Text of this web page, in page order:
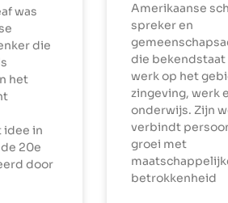
was
die
het
in
20e
door
Amerikaanse
spreker en
die bekendstaat
werk op het
zingeving, werk
onderwijs. Zijn
verbindt
groei met
betrokkenheid